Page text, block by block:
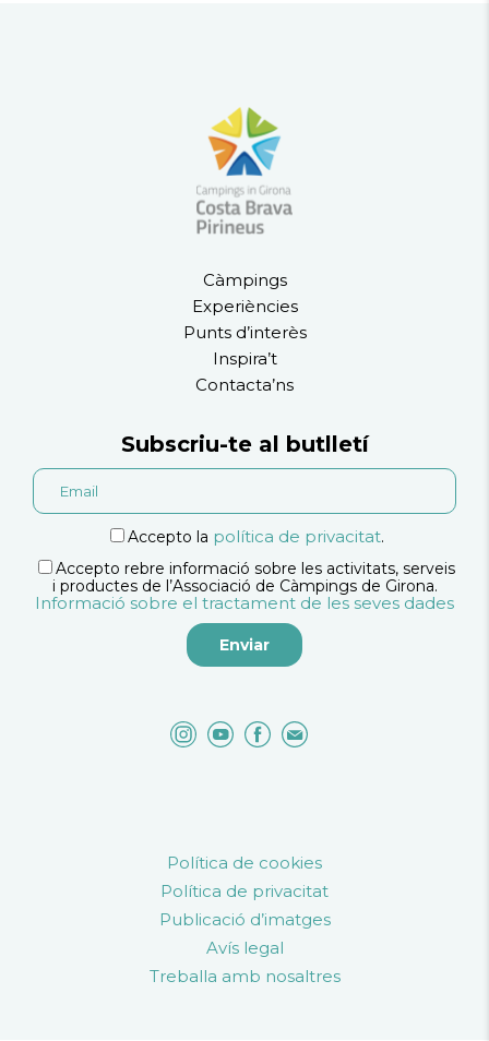
Càmpings
Experiències
Punts d’interès
Inspira’t
Contacta’ns
Subscriu-te al butlletí
Accepto la política de privacitat.
Accepto rebre informació sobre les activitats, serveis
i productes de l’Associació de Càmpings de Girona.
Informació sobre el tractament de les seves dades
Política de cookies
Política de privacitat
Publicació d’imatges
Avís legal
Treballa amb nosaltres